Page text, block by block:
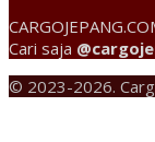
Cari saja
© 2023-2026.